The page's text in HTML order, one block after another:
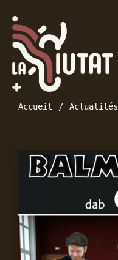
Accueil Actualités